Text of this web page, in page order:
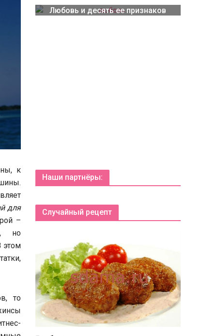
к
для
–
но
этом
то
Любовь и десять ее признаков
Наши партнёры:
Случайный рецепт